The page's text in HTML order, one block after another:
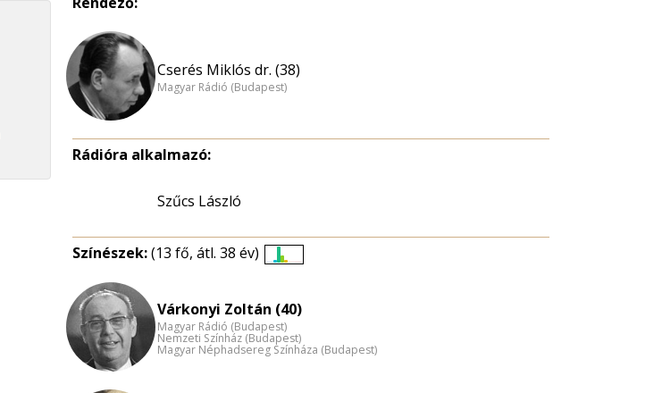
Cserés Miklós dr. (38)
Magyar Rádió (Budapest)
Rádióra alkalmazó:
Szűcs László
Színészek:(13 fő, átl. 38 év)
nagyítása
Várkonyi Zoltán (40)
Magyar Rádió (Budapest)
Nemzeti Színház (Budapest)
Magyar Néphadsereg Színháza (Budapest)